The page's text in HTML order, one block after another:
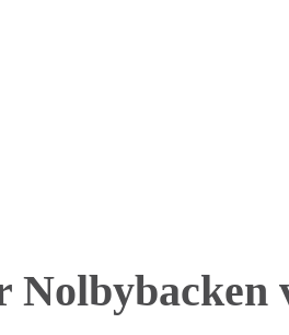
Nolbybacken